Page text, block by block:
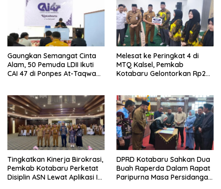
Gaungkan Semangat Cinta
Alam, 50 Pemuda LDII Ikuti
CAI 47 di Ponpes At-Taqwa
Melesat ke Peringkat 4 di
MTQ Kalsel, Pemkab
Kotabaru Gelontorkan Rp265
Tingkatkan Kinerja Birokrasi,
Pemkab Kotabaru Perketat
Disiplin ASN Lewat Aplikasi I-
DPRD Kotabaru Sahkan Dua
Buah Raperda Dalam Rapat
Paripurna Masa Persidangan